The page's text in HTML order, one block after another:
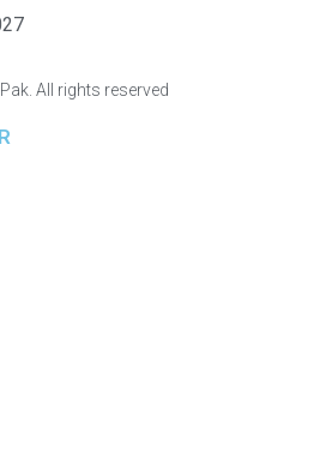
All rights reserved